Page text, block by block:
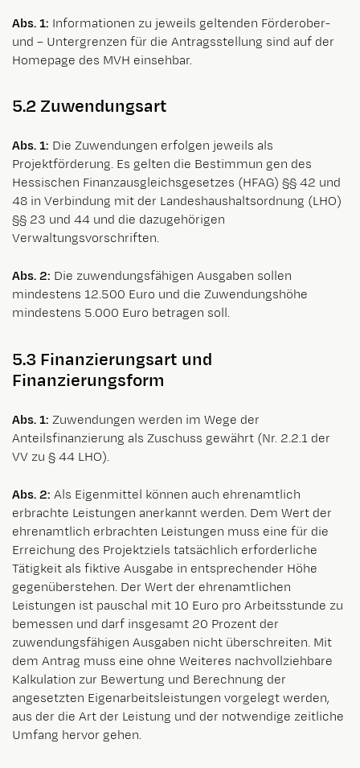
Abs. 1: Informationen zu jeweils geltenden Förderober-
und – Untergrenzen für die Antragsstellung sind auf der
Homepage des MVH einsehbar.
5.2 Zuwendungsart
Abs. 1: Die Zuwendungen erfolgen jeweils als
Projektförderung. Es gelten die Bestimmun gen des
Hessischen Finanzausgleichsgesetzes (HFAG) §§ 42 und
48 in Verbindung mit der Landeshaushaltsordnung (LHO)
§§ 23 und 44 und die dazugehörigen
Verwaltungsvorschriften.
Abs. 2: Die zuwendungsfähigen Ausgaben sollen
mindestens 12.500 Euro und die Zuwendungshöhe
mindestens 5.000 Euro betragen soll.
5.3 Finanzierungsart und
Finanzierungsform
Abs. 1: Zuwendungen werden im Wege der
Anteilsfinanzierung als Zuschuss gewährt (Nr. 2.2.1 der
VV zu § 44 LHO).
Abs. 2: Als Eigenmittel können auch ehrenamtlich
erbrachte Leistungen anerkannt werden. Dem Wert der
ehrenamtlich erbrachten Leistungen muss eine für die
Erreichung des Projektziels tatsächlich erforderliche
Tätigkeit als fiktive Ausgabe in entsprechender Höhe
gegenüberstehen. Der Wert der ehrenamtlichen
Leistungen ist pauschal mit 10 Euro pro Arbeitsstunde zu
bemessen und darf insgesamt 20 Prozent der
zuwendungsfähigen Ausgaben nicht überschreiten. Mit
dem Antrag muss eine ohne Weiteres nachvollziehbare
Kalkulation zur Bewertung und Berechnung der
angesetzten Eigenarbeitsleistungen vorgelegt werden,
aus der die Art der Leistung und der notwendige zeitliche
Umfang hervor gehen.